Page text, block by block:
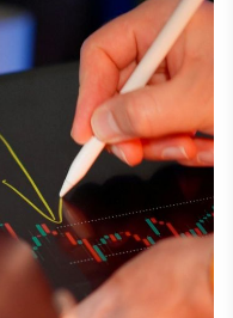
de
ativos
de